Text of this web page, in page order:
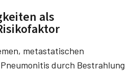
als
metastatischen
durch Bestrahlung